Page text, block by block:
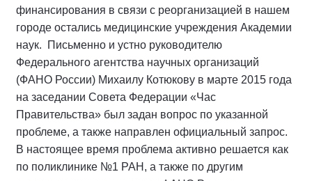
финансирования в связи с реорганизацией в нашем
городе остались медицинские учреждения Академии
наук. Письменно и устно руководителю
Федерального агентства научных организаций
(ФАНО России) Михаилу Котюкову в марте 2015 года
на заседании Совета Федерации «Час
Правительства» был задан вопрос по указанной
проблеме, а также направлен официальный запрос.
В настоящее время проблема активно решается как
по поликлинике №1 РАН, а также по другим